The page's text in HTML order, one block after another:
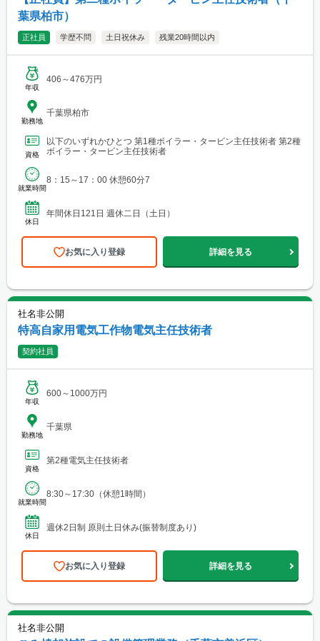
葉県柏市）
正社員 学歴不問 土日祝休み 残業20時間以内
年収
406～476万円
勤務地
千葉県柏市
資格
以下のいずれかひとつ 第1種ボイラー・タービン主任技術者 第2種
ボイラー・タービン主任技術者
就業時間
8：15～17：00 休憩60分7
休日
年間休日121日 週休二日（土日）
お気に入り登録 詳細を見る
社名非公開
特高自家用電気工作物電気主任技術者
契約社員
年収
600～1000万円
勤務地
千葉県
資格
第2種電気主任技術者
就業時間
8:30～17:30（休憩1時間）
休日
週休2日制 原則土日休み(振替制度あり)
お気に入り登録 詳細を見る
社名非公開